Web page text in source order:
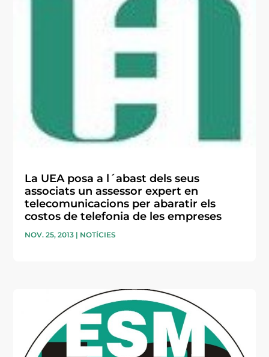
La UEA posa a l´abast dels seus
associats un assessor expert en
telecomunicacions per abaratir els
costos de telefonia de les empreses
NOV. 25, 2013 | NOTÍCIES